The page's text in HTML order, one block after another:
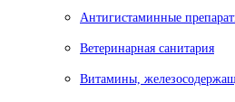
Антигистаминные
Ветеринарная санитария
Витамины,